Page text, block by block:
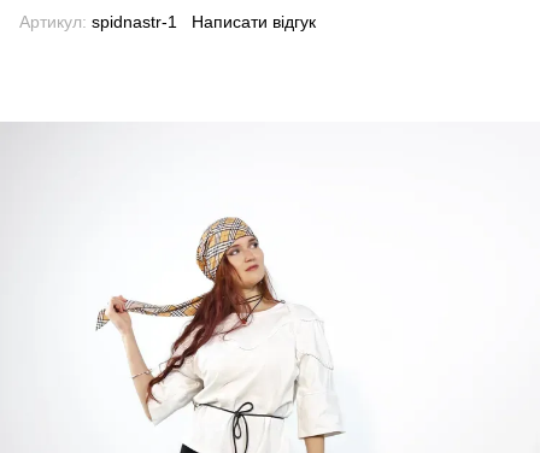
Артикул: spidnastr-1 Написати відгук